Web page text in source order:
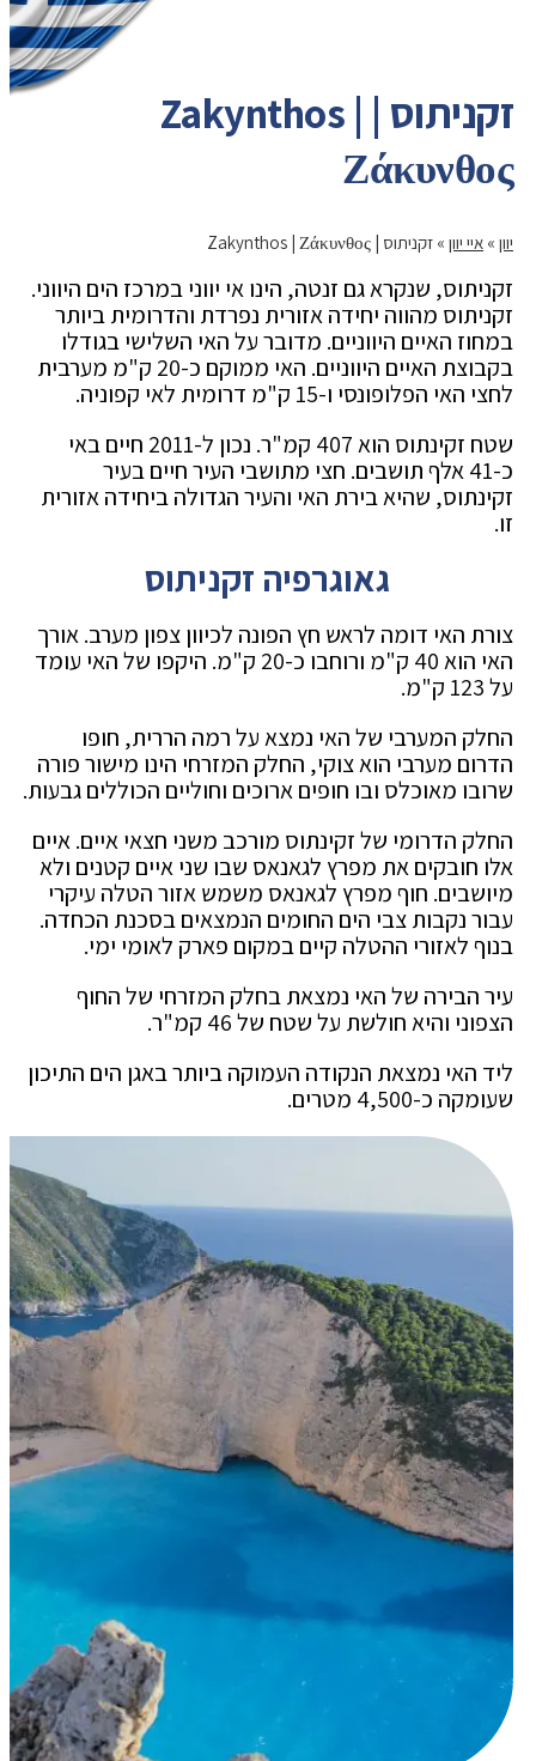
זקניתוס | Zakynthos |
Ζάκυνθος
יוון » איי יוון » זקניתוס | Zakynthos | Ζάκυνθος
זקניתוס, שנקרא גם זנטה, הינו אי יווני במרכז הים היווני.
זקניתוס מהווה יחידה אזורית נפרדת והדרומית ביותר
במחוז האיים היווניים. מדובר על האי השלישי בגודלו
בקבוצת האיים היווניים. האי ממוקם כ-20 ק"מ מערבית
לחצי האי הפלופונסי ו-15 ק"מ דרומית לאי קפוניה.
שטח זקינתוס הוא 407 קמ"ר. נכון ל-2011 חיים באי
כ-41 אלף תושבים. חצי מתושבי העיר חיים בעיר
זקינתוס, שהיא בירת האי והעיר הגדולה ביחידה אזורית
זו.
גאוגרפיה זקניתוס
צורת האי דומה לראש חץ הפונה לכיוון צפון מערב. אורך
האי הוא 40 ק"מ ורוחבו כ-20 ק"מ. היקפו של האי עומד
על 123 ק"מ.
החלק המערבי של האי נמצא על רמה הררית, חופו
הדרום מערבי הוא צוקי, החלק המזרחי הינו מישור פורה
שרובו מאוכלס ובו חופים ארוכים וחוליים הכוללים גבעות.
החלק הדרומי של זקינתוס מורכב משני חצאי איים. איים
אלו חובקים את מפרץ לגאנאס שבו שני איים קטנים ולא
מיושבים. חוף מפרץ לגאנאס משמש אזור הטלה עיקרי
עבור נקבות צבי הים החומים הנמצאים בסכנת הכחדה.
בנוף לאזורי ההטלה קיים במקום פארק לאומי ימי.
עיר הבירה של האי נמצאת בחלק המזרחי של החוף
הצפוני והיא חולשת על שטח של 46 קמ"ר.
ליד האי נמצאת הנקודה העמוקה ביותר באגן הים התיכון
שעומקה כ-4,500 מטרים.